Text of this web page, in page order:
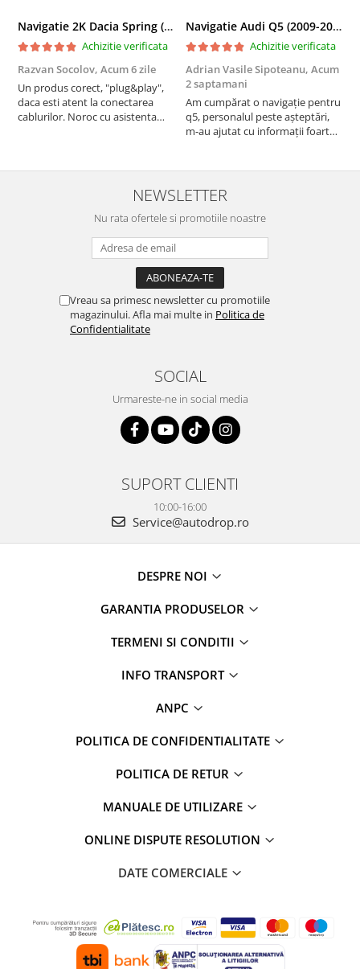
Navigatie 2K Dacia Spring (2021- Prezent), Android, S-Quadcore / 4GB RAM + 64GB ROM, 9.5 Inch - AD-BGS90042K+AD-BGRKIT366V4s
Achizitie verificata
Razvan Socolov, Acum 6 zile
Un produs corect, "plug&play",
daca esti atent la conectarea
cablurilor. Noroc cu asistenta
atras atentia ca nu era conectat
cablul de video de la camera
Navigatie Audi Q5 (2009-2017), Linux OS & OEM, MMI 3G, CarPlay & Android Auto Wireless, MirrorLink, Camera AHD, 12.3 Inch - AD-BGAALNXH+AD-BGRKITQ5002
Achizitie verificata
Adrian Vasile Sipoteanu, Acum
2 saptamani
Am cumpărat o navigație pentru
q5, personalul peste așteptări,
m-au ajutat cu informații foarte
serviabili, livrare rapidă, suport
tehnic, totul impecabil, o să revin
la ei și pentru vi...
NEWSLETTER
Nu rata ofertele si promotiile noastre
Vreau sa primesc newsletter cu promotiile
magazinului. Afla mai multe in Politica de
Confidentialitate
SOCIAL
Urmareste-ne in social media
SUPORT CLIENTI
10:00-16:00
Service@autodrop.ro
DESPRE NOI
GARANTIA PRODUSELOR
TERMENI SI CONDITII
INFO TRANSPORT
ANPC
POLITICA DE CONFIDENTIALITATE
POLITICA DE RETUR
MANUALE DE UTILIZARE
ONLINE DISPUTE RESOLUTION
DATE COMERCIALE